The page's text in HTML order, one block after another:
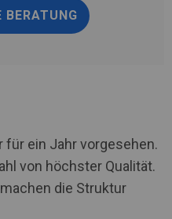
BERATUNG
für ein Jahr vorgesehen.
von höchster Qualität.
die Struktur